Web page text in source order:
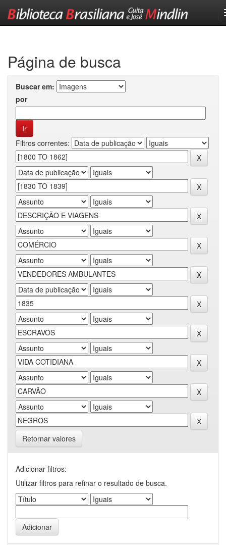
Página de busca
Buscar em:
por
Filtros correntes:
Retornar valores
Adicionar filtros:
Utilizar filtros para refinar o resultado de busca.